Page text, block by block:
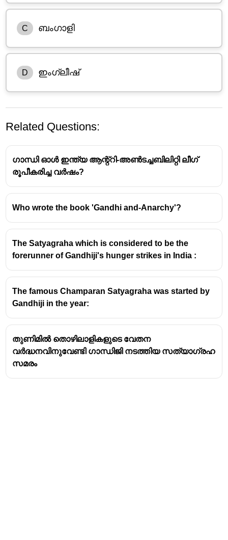
C ബംഗാളി
D ഇംഗ്ലീഷ്
ഗാന്ധിജി തൻ്റെ ആത്മകഥയായ 'എൻ്റെ
സത്യാന്വേഷണ പരീക്ഷണങ്ങൾ' (The Story of
ഭാഷയിലാണ് എഴുതിയത്.
പിന്നീട് അത് ഇംഗ്ലീഷിലേക്കും മറ്റ്
ഭാഷകളിലേക്കും വിവർത്തനം ചെയ്യപ്പെട്ടു.
Related Questions:
ഗാന്ധി ഓൾ ഇന്ത്യ ആന്റ്റി-അൺടച്ചബിലിറ്റി ലീഗ്
രൂപീകരിച്ച വർഷം?
Who wrote the book 'Gandhi and-Anarchy'?
The Satyagraha which is considered to be the
forerunner of Gandhiji's hunger strikes in India :
The famous Champaran Satyagraha was started by
Gandhiji in the year:
തുണിമിൽ തൊഴിലാളികളുടെ വേതന
വർദ്ധനവിനുവേണ്ടി ഗാന്ധിജി നടത്തിയ സത്യാഗ്രഹ
സമരം